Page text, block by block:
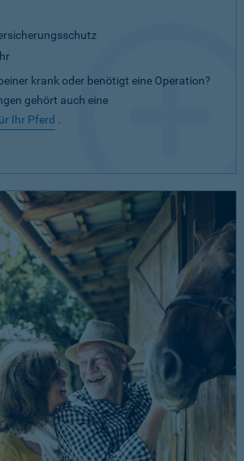
krank oder benötigt eine Operation?
gehört auch eine
Ihr Pferd .